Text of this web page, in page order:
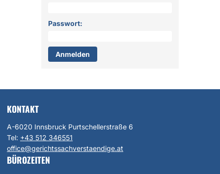
Passwort:
KONTAKT
A-6020 Innsbruck Purtschellerstraße 6
Tel: +43 512 346551
office@gerichtssachverstaendige.at
BÜROZEITEN